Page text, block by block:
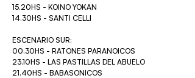
15.20HS - KOINO YOKAN
14.30HS - SANTI CELLI
ESCENARIO SUR:
00.30HS - RATONES PARANOICOS
23.10HS - LAS PASTILLAS DEL ABUELO
21.40HS - BABASONICOS